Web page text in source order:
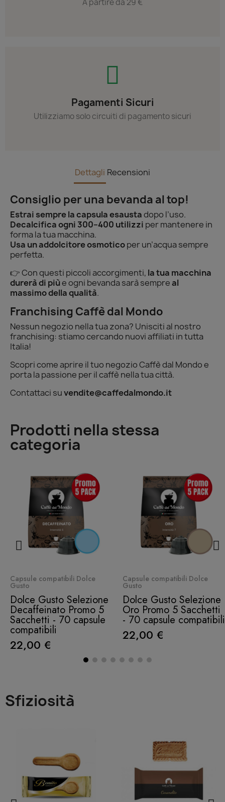
Pagamenti Sicuri
Utilizziamo solo circuiti di pagamento sicuri
Dettagli Recensioni
Consiglio per una bevanda al top!
Estrai sempre la capsula esaustadopo l’uso.
Decalcifica ogni 300–400 utilizzi per mantenere in
forma la tua macchina.
Usa un addolcitore osmoticoper un’acqua sempre
perfetta.
👉 Con questi piccoli accorgimenti, la tua macchina
durerà di piùe ogni bevanda sarà sempreal
massimo della qualità.
Franchising Caffè dal Mondo
Nessun negozio nella tua zona? Unisciti al nostro
franchising: stiamo cercando nuovi affiliati in tutta
Italia!
Scopri come aprire il tuo negozio Caffè dal Mondo e
porta la passione per il caffè nella tua città.
Contattaci suvendite@caffedalmondo.it
Prodotti nella stessa
categoria
Quick View
Capsule compatibili Dolce
Gusto
Dolce Gusto Selezione
Decaffeinato Promo 5
Sacchetti - 70 capsule
compatibili
22,00 €
Quick View
Capsule compatibili Dolce
Gusto
Dolce Gusto Selezione
Oro Promo 5 Sacchetti
- 70 capsule compatibili
22,00 €
Sfiziosità